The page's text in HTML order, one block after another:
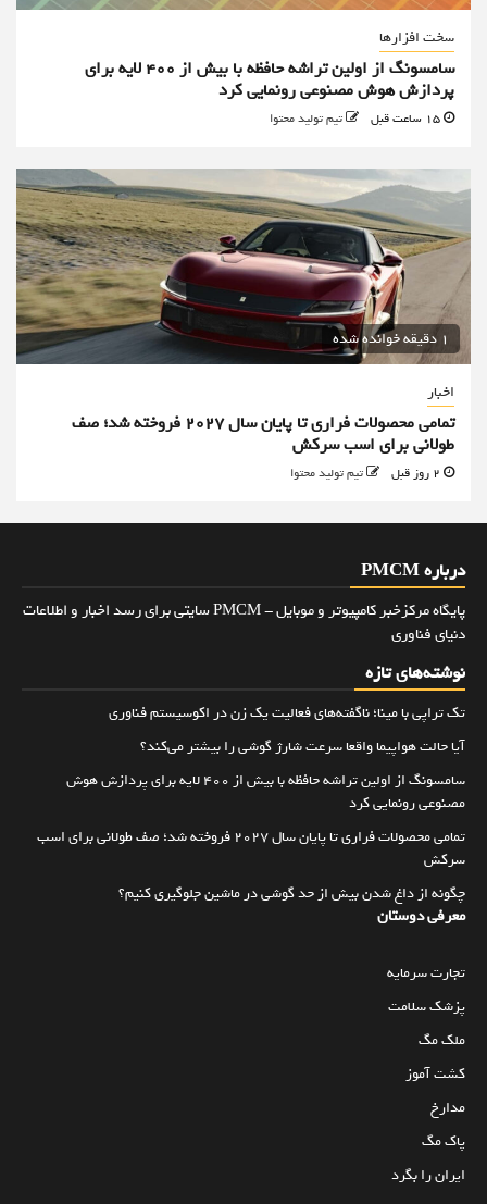
سخت افزارها
سامسونگ از اولین تراشه حافظه با بیش از ۴۰۰ لایه برای
پردازش هوش مصنوعی رونمایی کرد
تیم تولید محتوا
1 دقیقه خوانده شده
اخبار
تمامی محصولات فراری تا پایان سال ۲۰۲۷ فروخته شد؛ صف
طولانی برای اسب سرکش
تیم تولید محتوا
درباره PMCM
پایگاه مرکزخبر کامپیوتر و موبایل - PMCM سایتی برای رسد اخبار و اطلاعات
دنیای فناوری
نوشته‌های تازه
تک تراپی با مینا؛ ناگفته‌های فعالیت یک زن در اکوسیستم فناوری
آیا حالت هواپیما واقعا سرعت شارژ گوشی را بیشتر می‌کند؟
سامسونگ از اولین تراشه حافظه با بیش از ۴۰۰ لایه برای پردازش هوش
مصنوعی رونمایی کرد
تمامی محصولات فراری تا پایان سال ۲۰۲۷ فروخته شد؛ صف طولانی برای اسب
سرکش
چگونه از داغ شدن بیش از حد گوشی در ماشین جلوگیری کنیم؟
معرفی دوستان
تجارت سرمایه
پزشک سلامت
ملک مگ
کشت آموز
مدارخ
پاک مگ
ایران را بگرد